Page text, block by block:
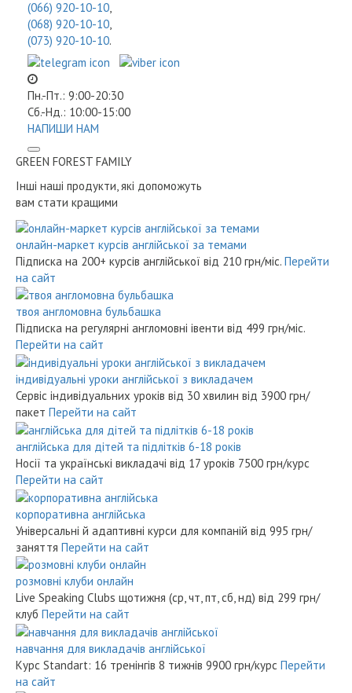
(066) 920-10-10,
(068) 920-10-10,
(073) 920-10-10.
Пн.-Пт.: 9:00-20:30
Сб.-Нд.: 10:00-15:00
НАПИШИ НАМ
GREEN FOREST FAMILY
Інші наші продукти, які допоможуть
вам стати кращими
онлайн-маркет курсів англійської за темами
Підписка на 200+ курсів англійської від 210 грн/міс. Перейти
на сайт
твоя англомовна бульбашка
Підписка на регулярні англомовні івенти від 499 грн/міс.
Перейти на сайт
індивідуальні уроки англійської з викладачем
Сервіс індивідуальних уроків від 30 хвилин від 3900 грн/
пакет Перейти на сайт
англійська для дітей та підлітків 6-18 років
Носії та українські викладачі від 17 уроків 7500 грн/курс
Перейти на сайт
корпоративна англійська
Універсальні й адаптивні курси для компаній від 995 грн/
заняття Перейти на сайт
розмовні клуби онлайн
Live Speaking Clubs щотижня (ср, чт, пт, сб, нд) від 299 грн/
клуб Перейти на сайт
навчання для викладачів англійської
Курс Standart: 16 тренінгів 8 тижнів 9900 грн/курс Перейти
на сайт